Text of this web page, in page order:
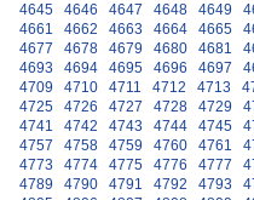
4645
4646 4647 4648 4649
4661
4662 4663 4664 4665
4677
4678 4679 4680 4681
4693
4694 4695 4696 4697
4709
4710 4711 4712 4713
4725
4726 4727 4728 4729
4741
4742 4743 4744 4745
4757
4758 4759 4760 4761
4773
4774 4775 4776 4777
4789
4790 4791 4792 4793